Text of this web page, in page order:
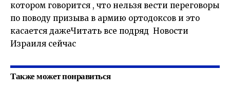
котором говорится , что нельзя вести переговоры
по поводу призыва в армию ортодоксов и это
касается дажеЧитать все подряд Новости
Израиля сейчас
Также может понравиться